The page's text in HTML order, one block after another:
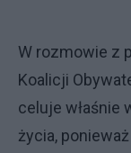
W rozmowie z
Koalicji
celuje właśnie
życia,